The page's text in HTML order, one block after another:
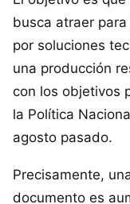
busca atraer
por soluciones
una producción
con los objetivos
la Política
agosto pasado.
Precisamente,
documento es